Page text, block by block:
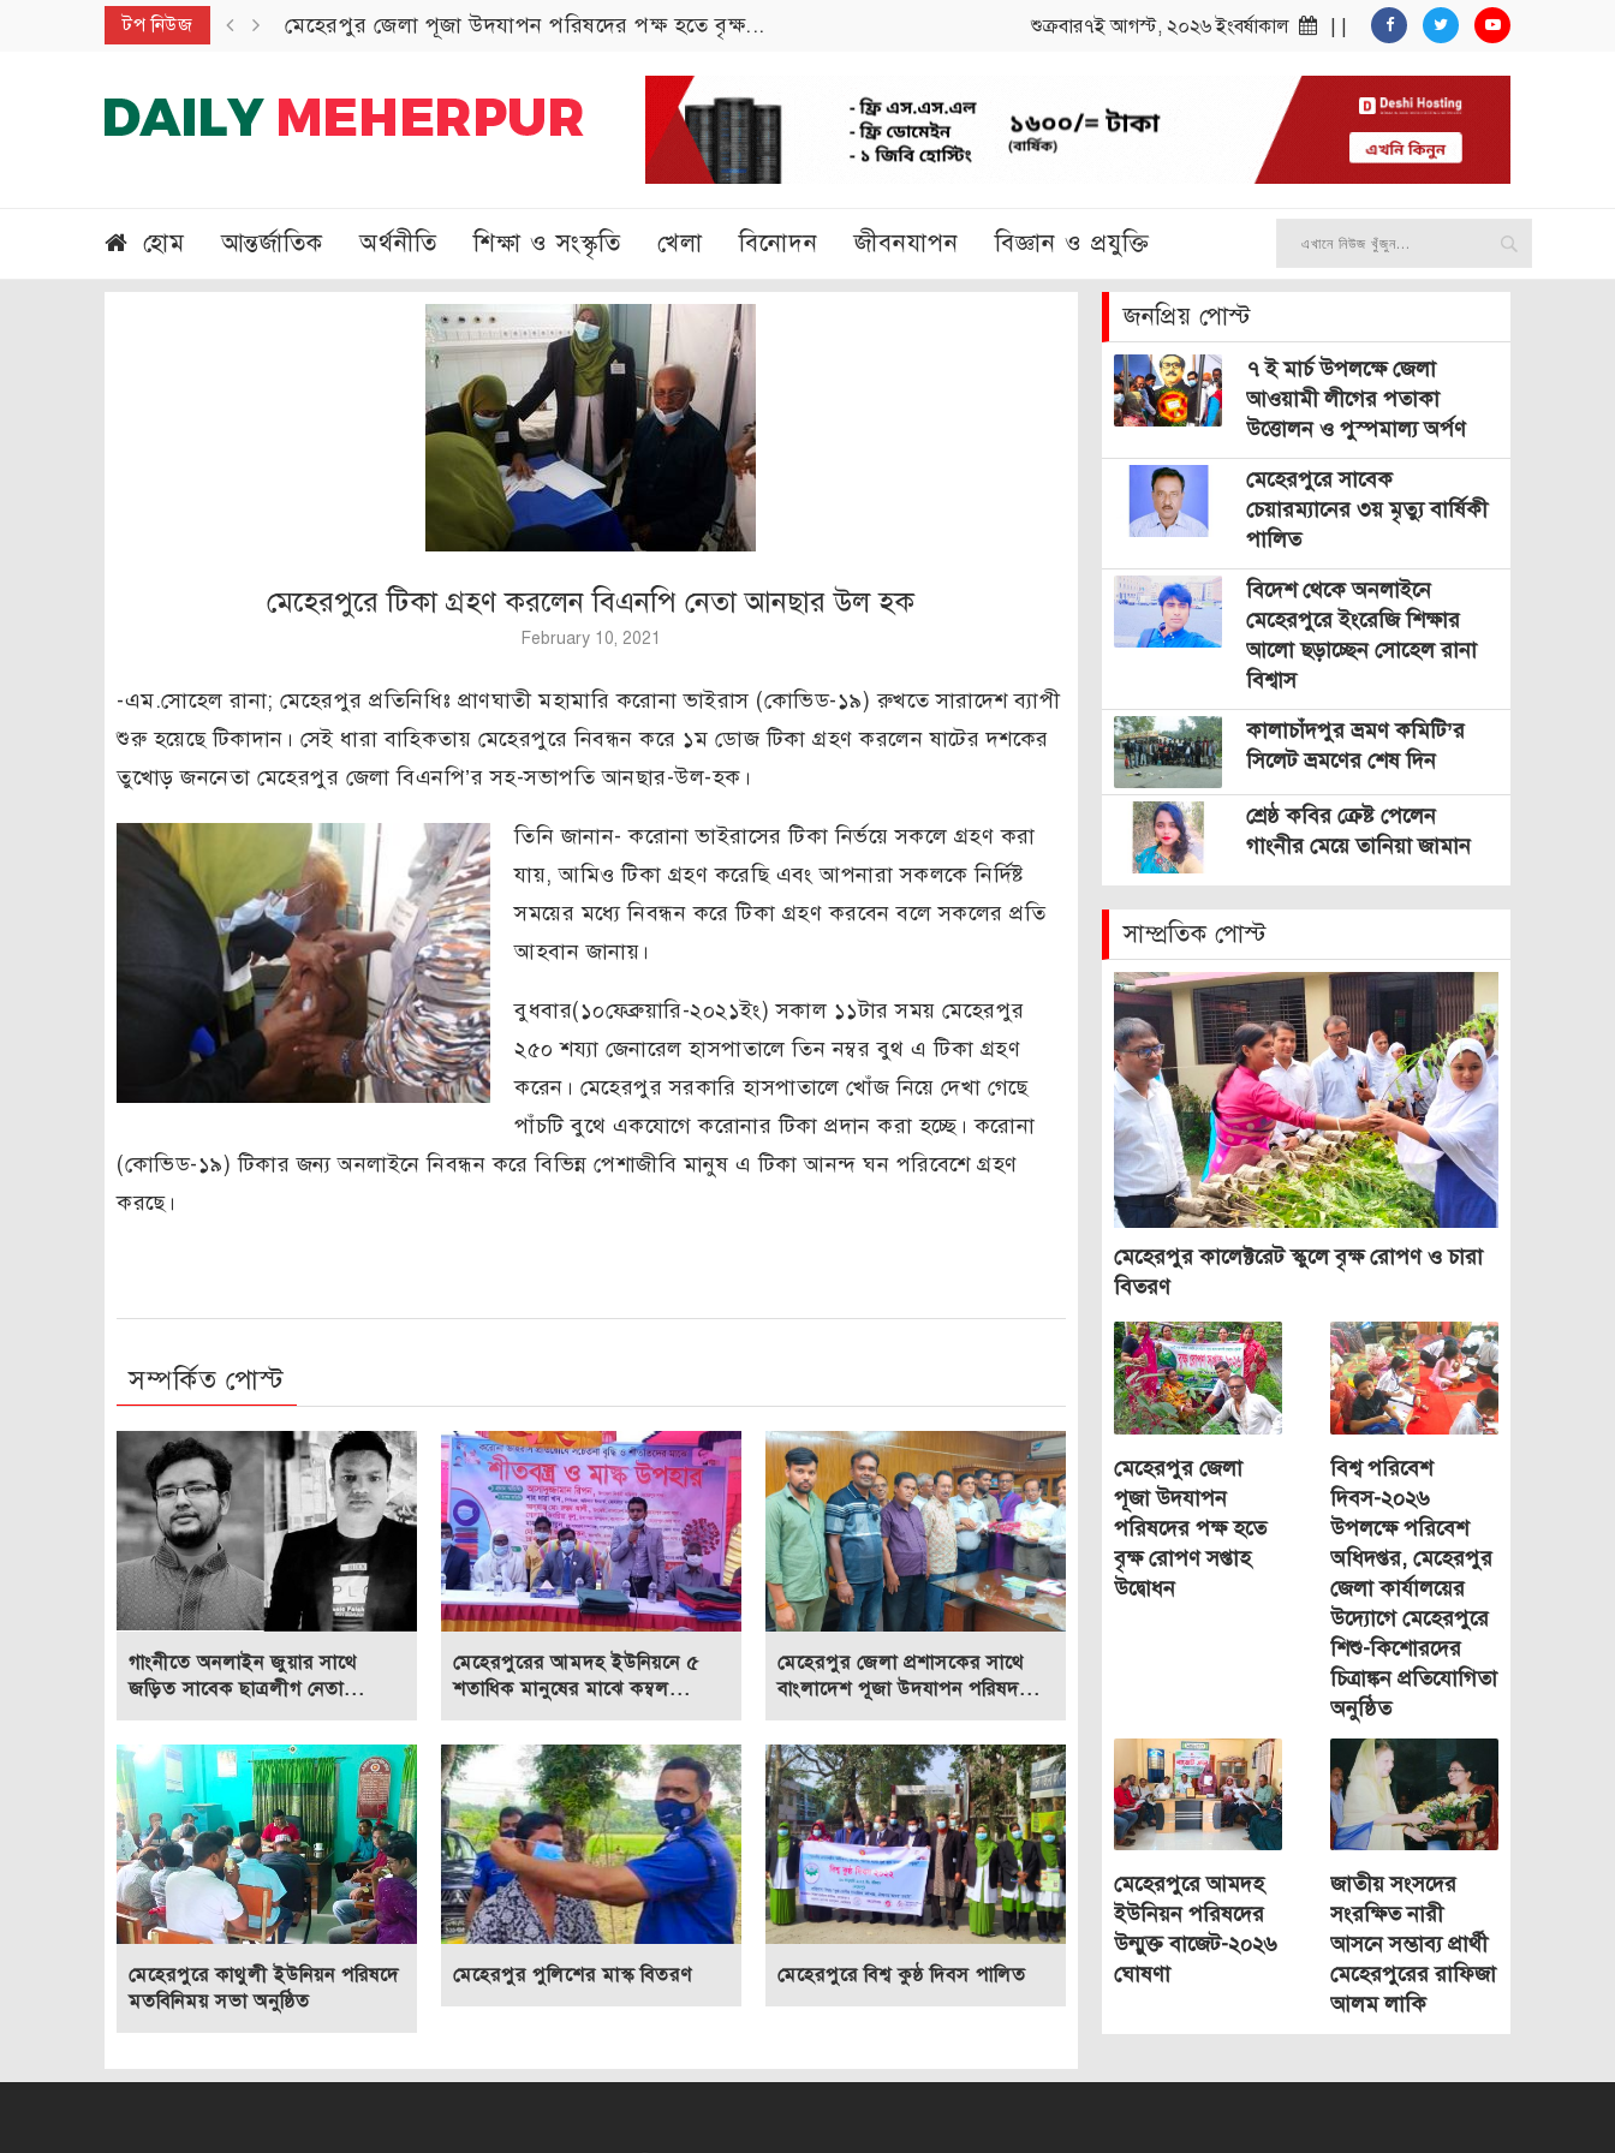
টপ নিউজ শুক্রবার৭ই আগস্ট, ২০২৬ ইংবর্ষাকাল
মেহেরপুর জেলা পূজা উদযাপন পরিষদের পক্ষ হতে বৃক্ষ...
হোম আন্তর্জাতিক অর্থনীতি শিক্ষা ও সংস্কৃতি খেলা বিনোদন জীবনযাপন বিজ্ঞান ও প্রযুক্তি
মেহেরপুরে টিকা গ্রহণ করলেন বিএনপি নেতা আনছার উল হক
February 10, 2021
-এম.সোহেল রানা; মেহেরপুর প্রতিনিধিঃ প্রাণঘাতী মহামারি করোনা ভাইরাস (কোভিড-১৯) রুখতে সারাদেশ ব্যাপী
শুরু হয়েছে টিকাদান। সেই ধারা বাহিকতায় মেহেরপুরে নিবন্ধন করে ১ম ডোজ টিকা গ্রহণ করলেন ষাটের দশকের
তুখোড় জননেতা মেহেরপুর জেলা বিএনপি’র সহ-সভাপতি আনছার-উল-হক।
তিনি জানান- করোনা ভাইরাসের টিকা নির্ভয়ে সকলে গ্রহণ করা
যায়, আমিও টিকা গ্রহণ করেছি এবং আপনারা সকলকে নির্দিষ্ট
সময়ের মধ্যে নিবন্ধন করে টিকা গ্রহণ করবেন বলে সকলের প্রতি
আহবান জানায়।
বুধবার(১০ফেব্রুয়ারি-২০২১ইং) সকাল ১১টার সময় মেহেরপুর
২৫০ শয্যা জেনারেল হাসপাতালে তিন নম্বর বুথ এ টিকা গ্রহণ
করেন। মেহেরপুর সরকারি হাসপাতালে খোঁজ নিয়ে দেখা গেছে
পাঁচটি বুথে একযোগে করোনার টিকা প্রদান করা হচ্ছে। করোনা
(কোভিড-১৯) টিকার জন্য অনলাইনে নিবন্ধন করে বিভিন্ন পেশাজীবি মানুষ এ টিকা আনন্দ ঘন পরিবেশে গ্রহণ
করছে।
সম্পর্কিত পোস্ট
গাংনীতে অনলাইন জুয়ার সাথে
জড়িত সাবেক ছাত্রলীগ নেতা...
মেহেরপুরের আমদহ ইউনিয়নে ৫
শতাধিক মানুষের মাঝে কম্বল...
মেহেরপুর জেলা প্রশাসকের সাথে
বাংলাদেশ পূজা উদযাপন পরিষদ...
মেহেরপুরে কাথুলী ইউনিয়ন পরিষদে
মতবিনিময় সভা অনুষ্ঠিত
মেহেরপুর পুলিশের মাস্ক বিতরণ মেহেরপুরে বিশ্ব কুষ্ঠ দিবস পালিত
জনপ্রিয় পোস্ট
৭ ই মার্চ উপলক্ষে জেলা
আওয়ামী লীগের পতাকা
উত্তোলন ও পুস্পমাল্য অর্পণ
মেহেরপুরে সাবেক
চেয়ারম্যানের ৩য় মৃত্যু বার্ষিকী
পালিত
বিদেশ থেকে অনলাইনে
মেহেরপুরে ইংরেজি শিক্ষার
আলো ছড়াচ্ছেন সোহেল রানা
বিশ্বাস
কালাচাঁদপুর ভ্রমণ কমিটি’র
সিলেট ভ্রমণের শেষ দিন
শ্রেষ্ঠ কবির ক্রেষ্ট পেলেন
গাংনীর মেয়ে তানিয়া জামান
সাম্প্রতিক পোস্ট
মেহেরপুর কালেক্টরেট স্কুলে বৃক্ষ রোপণ ও চারা
বিতরণ
মেহেরপুর জেলা
পূজা উদযাপন
পরিষদের পক্ষ হতে
বৃক্ষ রোপণ সপ্তাহ
উদ্বোধন
বিশ্ব পরিবেশ
দিবস-২০২৬
উপলক্ষে পরিবেশ
অধিদপ্তর, মেহেরপুর
জেলা কার্যালয়ের
উদ্যোগে মেহেরপুরে
শিশু-কিশোরদের
চিত্রাঙ্কন প্রতিযোগিতা
অনুষ্ঠিত
মেহেরপুরে আমদহ
ইউনিয়ন পরিষদের
উন্মুক্ত বাজেট-২০২৬
ঘোষণা
জাতীয় সংসদের
সংরক্ষিত নারী
আসনে সম্ভাব্য প্রার্থী
মেহেরপুরের রাফিজা
আলম লাকি